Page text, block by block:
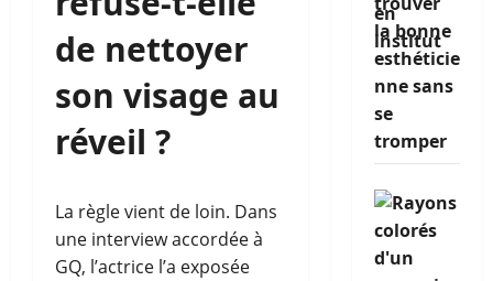
de nettoyer
son visage au
réveil ?
La règle vient de loin. Dans
une interview accordée à
GQ, l’actrice l’a exposée
la bonne
esthéticie
nne sans
se
tromper